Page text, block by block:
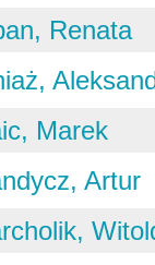
Renata
Marek
Artur